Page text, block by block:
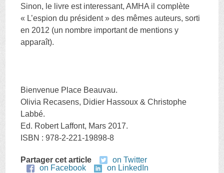
Sinon, le livre est interessant, AMHA il complète
« L’espion du président » des mêmes auteurs, sorti
en 2012 (un nombre important de mentions y
apparaît).
Bienvenue Place Beauvau.
Olivia Recasens, Didier Hassoux & Christophe
Labbé.
Ed. Robert Laffont, Mars 2017.
ISBN : 978-2-221-19898-8
Partager cet article
on Twitter
on Facebook
on LinkedIn